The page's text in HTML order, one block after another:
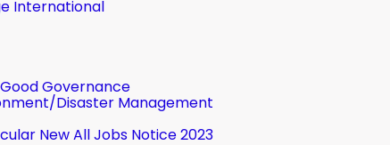
International
Governance
Disaster Management
New All Jobs Notice 2023